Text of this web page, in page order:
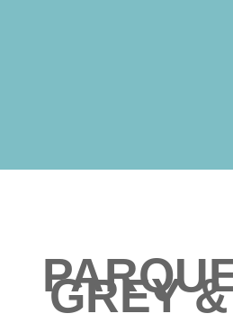
GREY